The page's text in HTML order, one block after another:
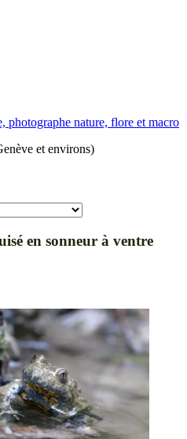
et environs)
en sonneur à ventre